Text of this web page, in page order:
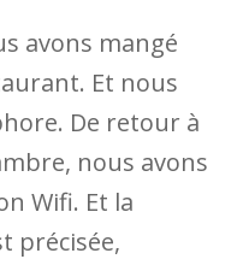
avons mangé
Et nous
De retour à
nous avons
Wifi. Et la
précisée,